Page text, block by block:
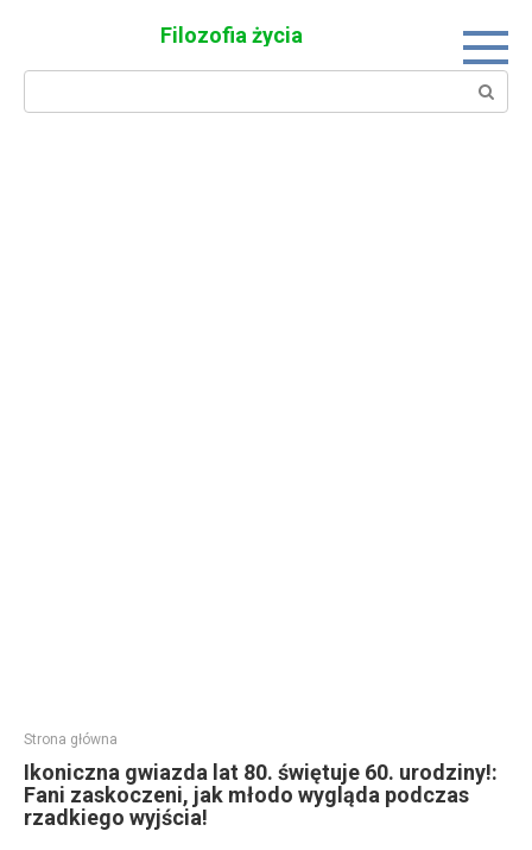
Filozofia życia
Search:
Strona główna
Ikoniczna gwiazda lat 80. świętuje 60. urodziny!:
Fani zaskoczeni, jak młodo wygląda podczas
rzadkiego wyjścia!